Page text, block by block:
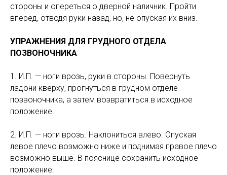
стороны и опереться о дверной наличник. Пройти
вперед, отводя руки назад, но, не опуская их вниз.
УПРАЖНЕНИЯ ДЛЯ ГРУДНОГО ОТДЕЛА
ПОЗВОНОЧНИКА
1. И.П. — ноги врозь, руки в стороны. Повернуть
ладони кверху, прогнуться в грудном отделе
позвоночника, а затем возвратиться в исходное
положение.
2. И.П. — ноги врозь. Наклониться влево. Опуская
левое плечо возможно ниже и поднимая правое плечо
возможно выше. В пояснице сохранить исходное
положение.